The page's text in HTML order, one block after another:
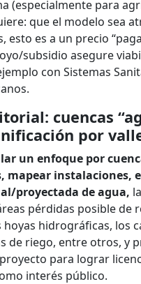
(especialmente para
que el modelo sea
esto es a un precio
subsidio asegure
con Sistemas
cuencas
por
un enfoque por
mapear instalaciones,
proyectada de agua,
pérdidas posible de
hidrográficas, los
de riego, entre otros, y
para lograr
interés público.